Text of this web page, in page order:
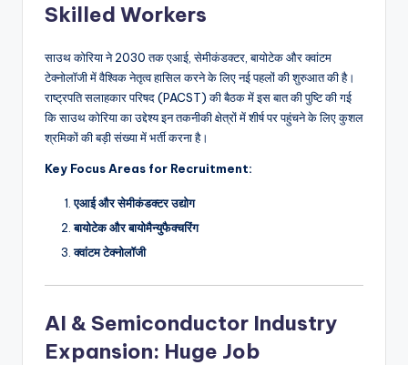
Skilled Workers
साउथ कोरिया ने 2030 तक एआई, सेमीकंडक्टर, बायोटेक और क्वांटम
टेक्नोलॉजी में वैश्विक नेतृत्व हासिल करने के लिए नई पहलों की शुरुआत की है।
राष्ट्रपति सलाहकार परिषद (PACST) की बैठक में इस बात की पुष्टि की गई
कि साउथ कोरिया का उद्देश्य इन तकनीकी क्षेत्रों में शीर्ष पर पहुंचने के लिए कुशल
श्रमिकों की बड़ी संख्या में भर्ती करना है।
Key Focus Areas for Recruitment:
एआई और सेमीकंडक्टर उद्योग
बायोटेक और बायोमैन्युफैक्चरिंग
क्वांटम टेक्नोलॉजी
AI & Semiconductor Industry
Expansion: Huge Job